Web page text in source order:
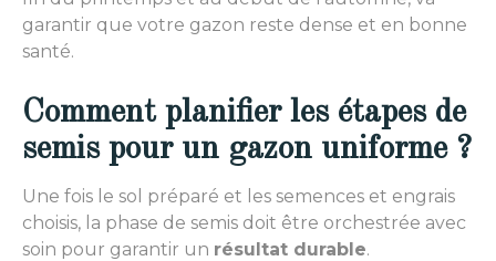
garantir que votre gazon reste dense et en bonne
santé.
Comment planifier les étapes de
semis pour un gazon uniforme ?
Une fois le sol préparé et les semences et engrais
choisis, la phase de semis doit être orchestrée avec
soin pour garantir un résultat durable.